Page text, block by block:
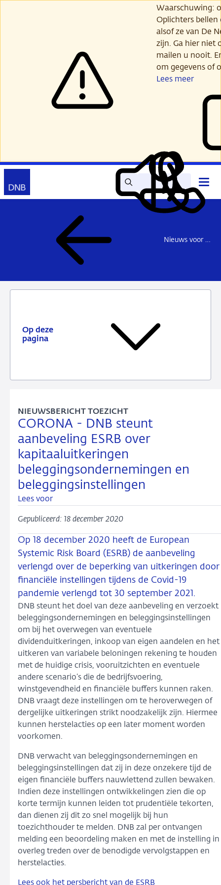
Waarschuwing:
Oplichters
alsof ze van De
zijn. Ga hier niet
mailen u nooit.
om gegevens of
Lees meer
Zoek Lees
voor
Mijn
DNB
Contact
Nieuws voor de sector
Op deze
pagina
CORONA - DNB steunt
aanbeveling ESRB over
kapitaaluitkeringen
beleggingsondernemingen en
beleggingsinstellingen
NIEUWSBERICHT TOEZICHT
Lees voor
Gepubliceerd: 18 december 2020
Op 18 december 2020 heeft de European
Systemic Risk Board (ESRB) de aanbeveling
verlengd over de beperking van uitkeringen door
financiële instellingen tijdens de Covid-19
pandemie verlengd tot 30 september 2021.
DNB steunt het doel van deze aanbeveling en verzoekt
beleggingsondernemingen en beleggingsinstellingen
om bij het overwegen van eventuele
dividenduitkeringen, inkoop van eigen aandelen en het
uitkeren van variabele beloningen rekening te houden
met de huidige crisis, vooruitzichten en eventuele
andere scenario’s die de bedrijfsvoering,
winstgevendheid en financiële buffers kunnen raken.
DNB vraagt deze instellingen om te heroverwegen of
dergelijke uitkeringen strikt noodzakelijk zijn. Hiermee
kunnen herstelacties op een later moment worden
voorkomen.
DNB verwacht van beleggingsondernemingen en
beleggingsinstellingen dat zij in deze onzekere tijd de
eigen financiële buffers nauwlettend zullen bewaken.
Indien deze instellingen ontwikkelingen zien die op
korte termijn kunnen leiden tot prudentiële tekorten,
dan dienen zij dit zo snel mogelijk bij hun
toezichthouder te melden. DNB zal per ontvangen
melding een beoordeling maken en met de instelling in
overleg treden over de benodigde vervolgstappen en
herstelacties.
Lees ook het persbericht van de ESRB